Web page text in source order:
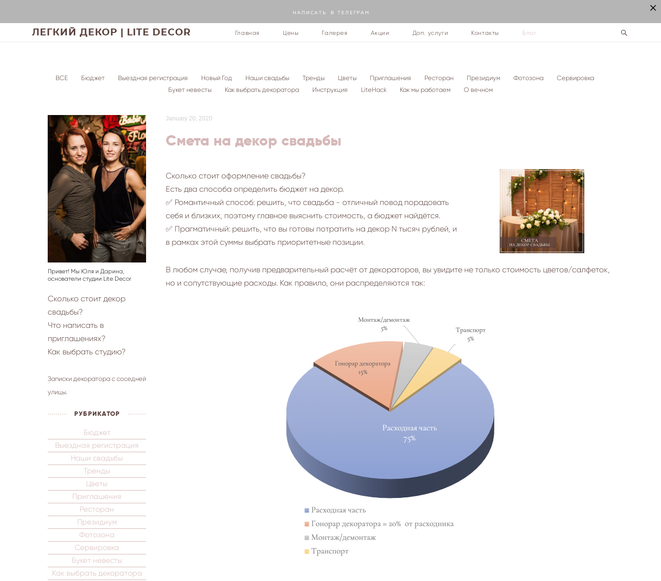
Н А П И С А Т Ь В Т Е Л Е Г Р А М
ЛЕГКИЙ ДЕКОР | LITE DECOR Главная Цены Галерея Акции Доп. услуги Контакты Блог
ВСЕ Бюджет Выездная регистрация Новый Год Наши свадьбы Тренды Цветы Приглашения Ресторан Президиум Фотозона
Сервировка
Букет невесты
Как выбрать декоратора Инструкция LiteHack Как мы работаем О вечном
Привет! Мы Юля и Дарина,
основатели студии Lite Decor
Сколько стоит декор
свадьбы?
Что написать в
приглашениях?
Как выбрать студию?
Записки декоратора с соседней
улицы.
РУБРИКАТОР
Бюджет
Выездная регистрация
Наши свадьбы
Тренды
Цветы
Приглашения
Ресторан
Президиум
Фотозона
Сервировка
Букет невесты
Как выбрать декоратора
January 20, 2020
Смета на декор свадьбы
Сколько стоит оформление свадьбы?
Есть два способа определить бюджет на декор.
✅ Романтичный способ: решить, что свадьба - отличный повод порадовать
себя и близких, поэтому главное выяснить стоимость, а бюджет найдётся.
✅ Прагматичный: решить, что вы готовы потратить на декор N тысяч рублей, и
в рамках этой суммы выбрать приоритетные позиции.
В любом случае, получив предварительный расчёт от декораторов, вы увидите не только стоимость цветов/салфеток,
но и сопутствующие расходы. Как правило, они распределяются так: